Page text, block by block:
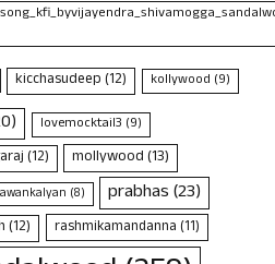
kicchasudeep(12) kollywood (9)
lovemocktail3 (9)
(12) mollywood(13)
(8) prabhas(23)
(12) rashmikamandanna(11)